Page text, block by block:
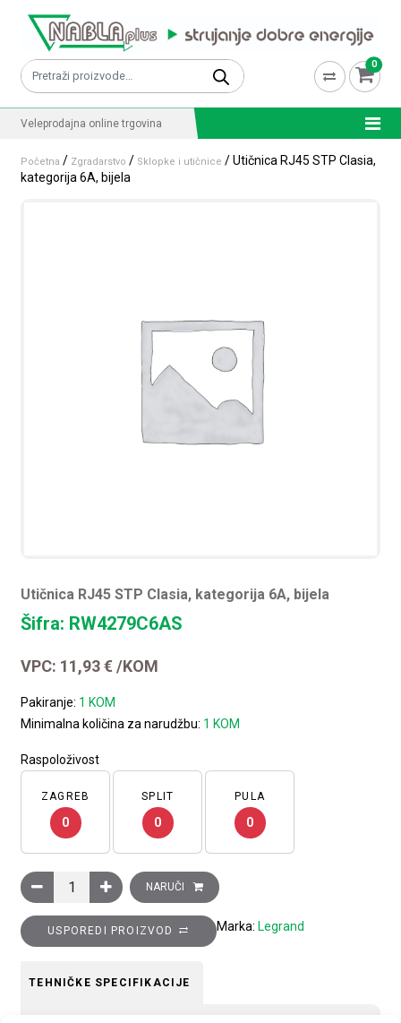
Pretraži: 0
Veleprodajna online trgovina
Početna / Zgradarstvo / Sklopke i utičnice / Utičnica RJ45 STP Clasia,
kategorija 6A, bijela
Utičnica RJ45 STP Clasia, kategorija 6A, bijela
Šifra: RW4279C6AS
VPC: 11,93€ /KOM
Pakiranje: 1 KOM
Minimalna količina za narudžbu: 1 KOM
Raspoloživost
ZAGREB
0
SPLIT
0
PULA
0
Utičnica RJ45 STP Clasia, kategorija 6A, bijela količina
NARUČI
USPOREDI PROIZVOD Marka: Legrand
TEHNIČKE SPECIFIKACIJE